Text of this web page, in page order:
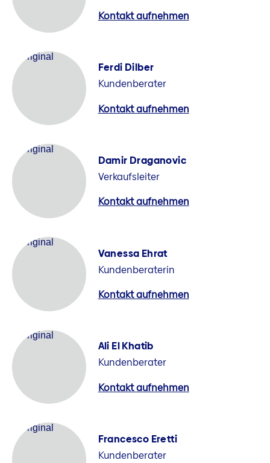
Kontakt aufnehmen
Ferdi Dilber
Kundenberater
Kontakt aufnehmen
Damir Draganovic
Verkaufsleiter
Kontakt aufnehmen
Vanessa Ehrat
Kundenberaterin
Kontakt aufnehmen
Ali El Khatib
Kundenberater
Kontakt aufnehmen
Francesco Eretti
Kundenberater